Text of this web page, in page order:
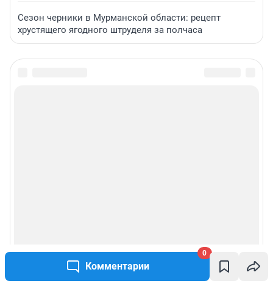
Комментарии
0
Сезон черники в Мурманской области: рецепт
хрустящего ягодного штруделя за полчаса